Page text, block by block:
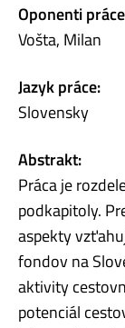
Oponenti
Vošta, Milan
Jazyk práce:
Slovensky
Abstrakt:
Práca je
podkapitoly.
aspekty
fondov na
aktivity
potenciál